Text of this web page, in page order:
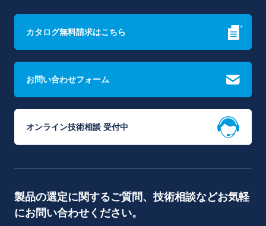
カタログ無料請求はこちら
お問い合わせフォーム
オンライン技術相談 受付中
製品の選定に関するご質問、技術相談などお気軽
にお問い合わせください。